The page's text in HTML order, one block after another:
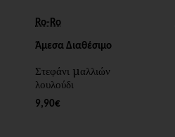
Ro-Ro
Άμεσα Διαθέσιμο
Στεφάνι μαλλιών
λουλούδι
9,90€